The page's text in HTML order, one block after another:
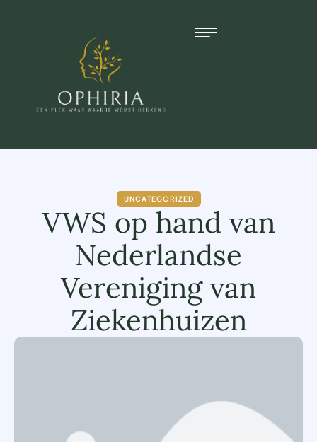
UNCATEGORIZED
VWS op hand van
Nederlandse
Vereniging van
Ziekenhuizen